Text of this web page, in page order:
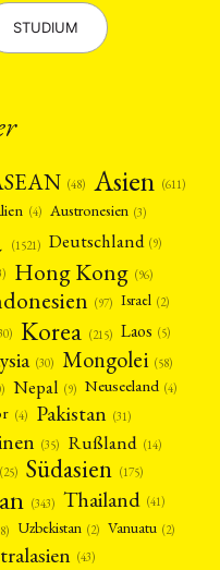
STUDIUM
(48) Asien (611)
(4) Austronesien (3)
(1521) Deutschland (9)
Hong Kong (96)
(97) Israel (2)
Korea (215) Laos (5)
(30) Mongolei (58)
Nepal (9) Neuseeland (4)
(4) Pakistan (31)
(35) Rußland (14)
(25) Südasien (175)
(343) Thailand (41)
Uzbekistan (2) Vanuatu (2)
(43)